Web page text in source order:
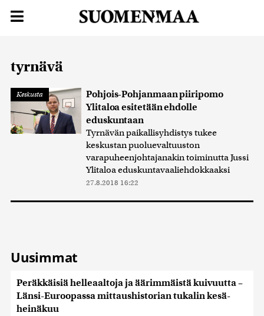
tyrnävä
Keskusta
Pohjois-Pohjanmaan piiripomo
Ylitaloa esitetään ehdolle
eduskuntaan
Tyrnävän paikallisyhdistys tukee
keskustan puoluevaltuuston
varapuheenjohtajanakin toiminutta Jussi
Ylitaloa eduskuntavaaliehdokkaaksi
27.8.2018 16:22
Uusimmat
Peräkkäisiä helleaaltoja ja äärimmäistä kuivuutta –
Länsi-Euroopassa mittaushistorian tukalin kesä-
heinäkuu